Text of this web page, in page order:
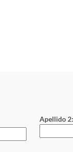
Apellido